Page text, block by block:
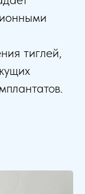
тиглей,